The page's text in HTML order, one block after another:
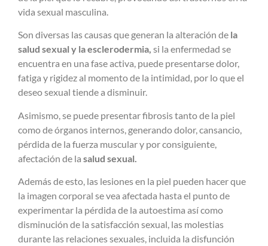
vida sexual masculina.
Son diversas las causas que generan la alteración de la
salud sexual y la esclerodermia, si la enfermedad se
encuentra en una fase activa, puede presentarse dolor,
fatiga y rigidez al momento de la intimidad, por lo que el
deseo sexual tiende a disminuir.
Asimismo, se puede presentar fibrosis tanto de la piel
como de órganos internos, generando dolor, cansancio,
pérdida de la fuerza muscular y por consiguiente,
afectación de la salud sexual.
Además de esto, las lesiones en la piel pueden hacer que
la imagen corporal se vea afectada hasta el punto de
experimentar la pérdida de la autoestima así como
disminución de la satisfacción sexual, las molestias
durante las relaciones sexuales, incluida la disfunción